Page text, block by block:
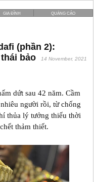
GIA ĐÌNH QUẢNG CÁO
(phần 2):
bảo
14 November, 2021
dứt sau 42 năm. Cầm
người rồi, từ chống
thủa lý tưởng thiếu thời
thảm thiết.